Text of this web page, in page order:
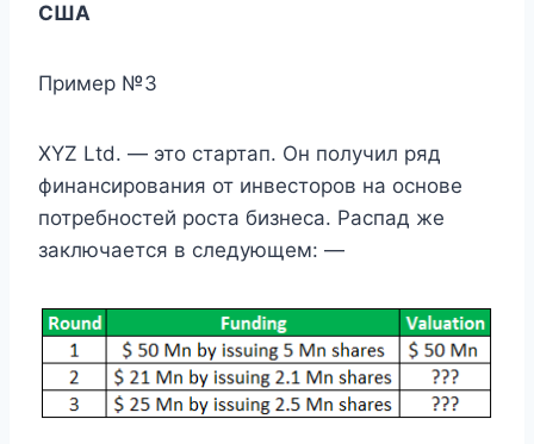
США
Пример №3
XYZ Ltd. — это стартап. Он получил ряд
финансирования от инвесторов на основе
потребностей роста бизнеса. Распад же
заключается в следующем: —